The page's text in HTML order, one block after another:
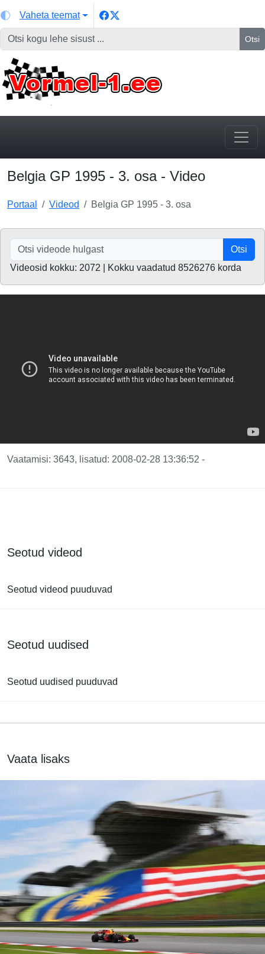
Vaheta teemat
Otsi
Belgia GP 1995 - 3. osa - Video
Portaal Videod Belgia GP 1995 - 3. osa
Otsi
Videosid kokku: 2072 | Kokku vaadatud 8526276 korda
Vaatamisi: 3643, lisatud: 2008-02-28 13:36:52 -
Seotud videod
Seotud videod puuduvad
Seotud uudised
Seotud uudised puuduvad
Vaata lisaks